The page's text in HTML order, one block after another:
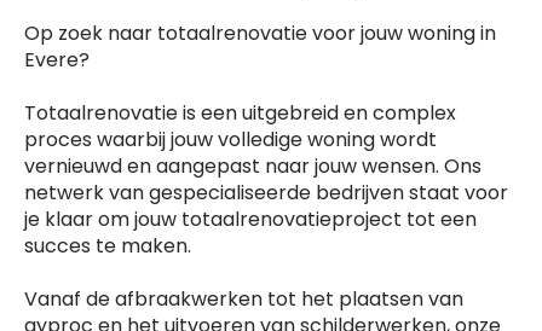
Op zoek naar totaalrenovatie voor jouw woning in
Evere?
Totaalrenovatie is een uitgebreid en complex
proces waarbij jouw volledige woning wordt
vernieuwd en aangepast naar jouw wensen. Ons
netwerk van gespecialiseerde bedrijven staat voor
je klaar om jouw totaalrenovatieproject tot een
succes te maken.
Vanaf de afbraakwerken tot het plaatsen van